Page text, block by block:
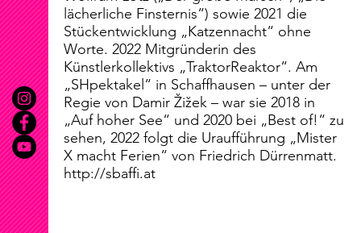
lächerliche Finsternis“) sowie 2021 die
Stückentwicklung „Katzennacht“ ohne
Worte. 2022 Mitgründerin des
Künstlerkollektivs „TraktorReaktor“. Am
„SHpektakel“ in Schaffhausen – unter der
Regie von Damir Žižek – war sie 2018 in
„Auf hoher See“ und 2020 bei „Best of!“ zu
sehen, 2022 folgt die Uraufführung „Mister
X macht Ferien“ von Friedrich Dürrenmatt.
http://sbaffi.at